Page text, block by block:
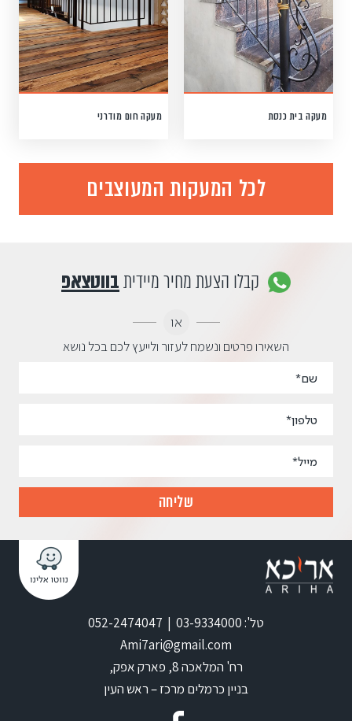
מעקה בית כנסת מעקה חום מודרני
לכל המעקות המעוצבים
קבלו הצעת מחיר מיידיתבווטצאפ
או
השאירו פרטים ונשמח לעזור ולייעץ לכם בכל נושא
טל': 03-9334000 | 052-2474047
Ami7ari@gmail.com
רח' המלאכה 8, פארק אפק,
בניין כרמלים מרכז – ראש העין